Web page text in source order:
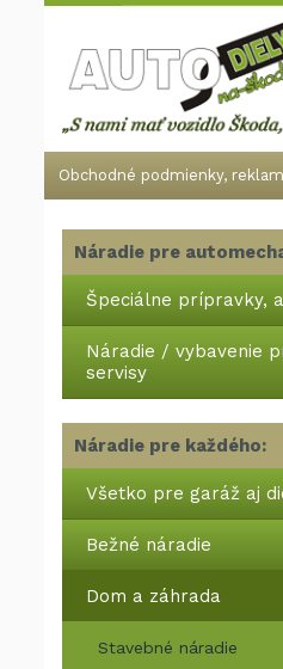
Obchodné podmienky,
Náradie pre
Špeciálne prípravky,
Náradie / vybavenie
servisy
Náradie pre každého:
Všetko pre garáž aj
Bežné náradie
Dom a záhrada
Stavebné náradie